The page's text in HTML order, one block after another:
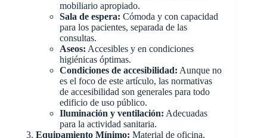
mobiliario apropiado.
Sala de espera: Cómoda y con capacidad
para los pacientes, separada de las
consultas.
Aseos: Accesibles y en condiciones
higiénicas óptimas.
Condiciones de accesibilidad: Aunque no
es el foco de este artículo, las normativas
de accesibilidad son generales para todo
edificio de uso público.
Iluminación y ventilación: Adecuadas
para la actividad sanitaria.
Equipamiento Mínimo: Material de oficina,